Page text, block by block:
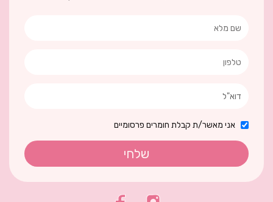
אני מאשר/ת קבלת חומרים פרסומיים
שלחי